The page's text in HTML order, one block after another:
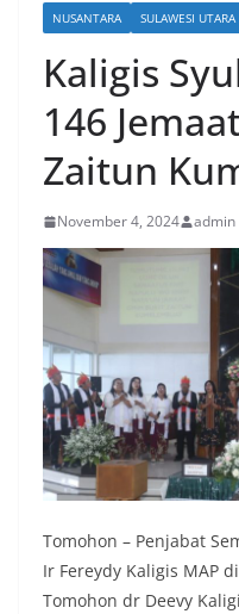
NUSANTARA SULAWESI UTARA
Kaligis
146
Zaitun
November 4, 2024 admin
Tomohon – Penjabat
Ir Fereydy Kaligis MAP
Tomohon dr Deevy